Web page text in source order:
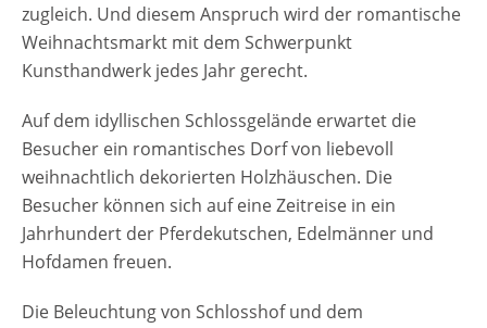
zugleich. Und diesem Anspruch wird der romantische
Weihnachtsmarkt mit dem Schwerpunkt
Kunsthandwerk jedes Jahr gerecht.
Auf dem idyllischen Schlossgelände erwartet die
Besucher ein romantisches Dorf von liebevoll
weihnachtlich dekorierten Holzhäuschen. Die
Besucher können sich auf eine Zeitreise in ein
Jahrhundert der Pferdekutschen, Edelmänner und
Hofdamen freuen.
Die Beleuchtung von Schlosshof und dem